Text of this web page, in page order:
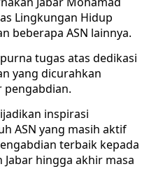
Lingkungan Hidup
beberapa ASN lainnya.
tugas atas dedikasi
yang dicurahkan
pengabdian.
inspirasi
ASN yang masih aktif
terbaik kepada
hingga akhir masa